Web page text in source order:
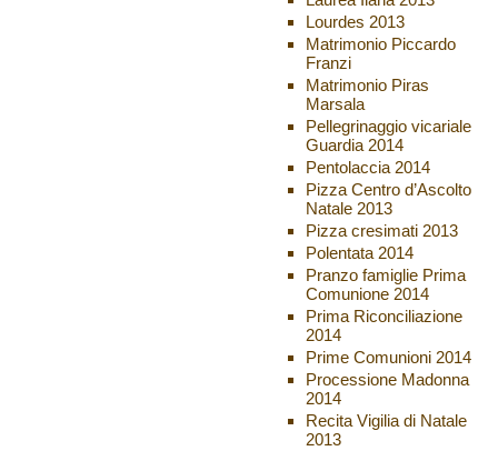
Lourdes 2013
Matrimonio Piccardo
Franzi
Matrimonio Piras
Marsala
Pellegrinaggio vicariale
Guardia 2014
Pentolaccia 2014
Pizza Centro d’Ascolto
Natale 2013
Pizza cresimati 2013
Polentata 2014
Pranzo famiglie Prima
Comunione 2014
Prima Riconciliazione
2014
Prime Comunioni 2014
Processione Madonna
2014
Recita Vigilia di Natale
2013